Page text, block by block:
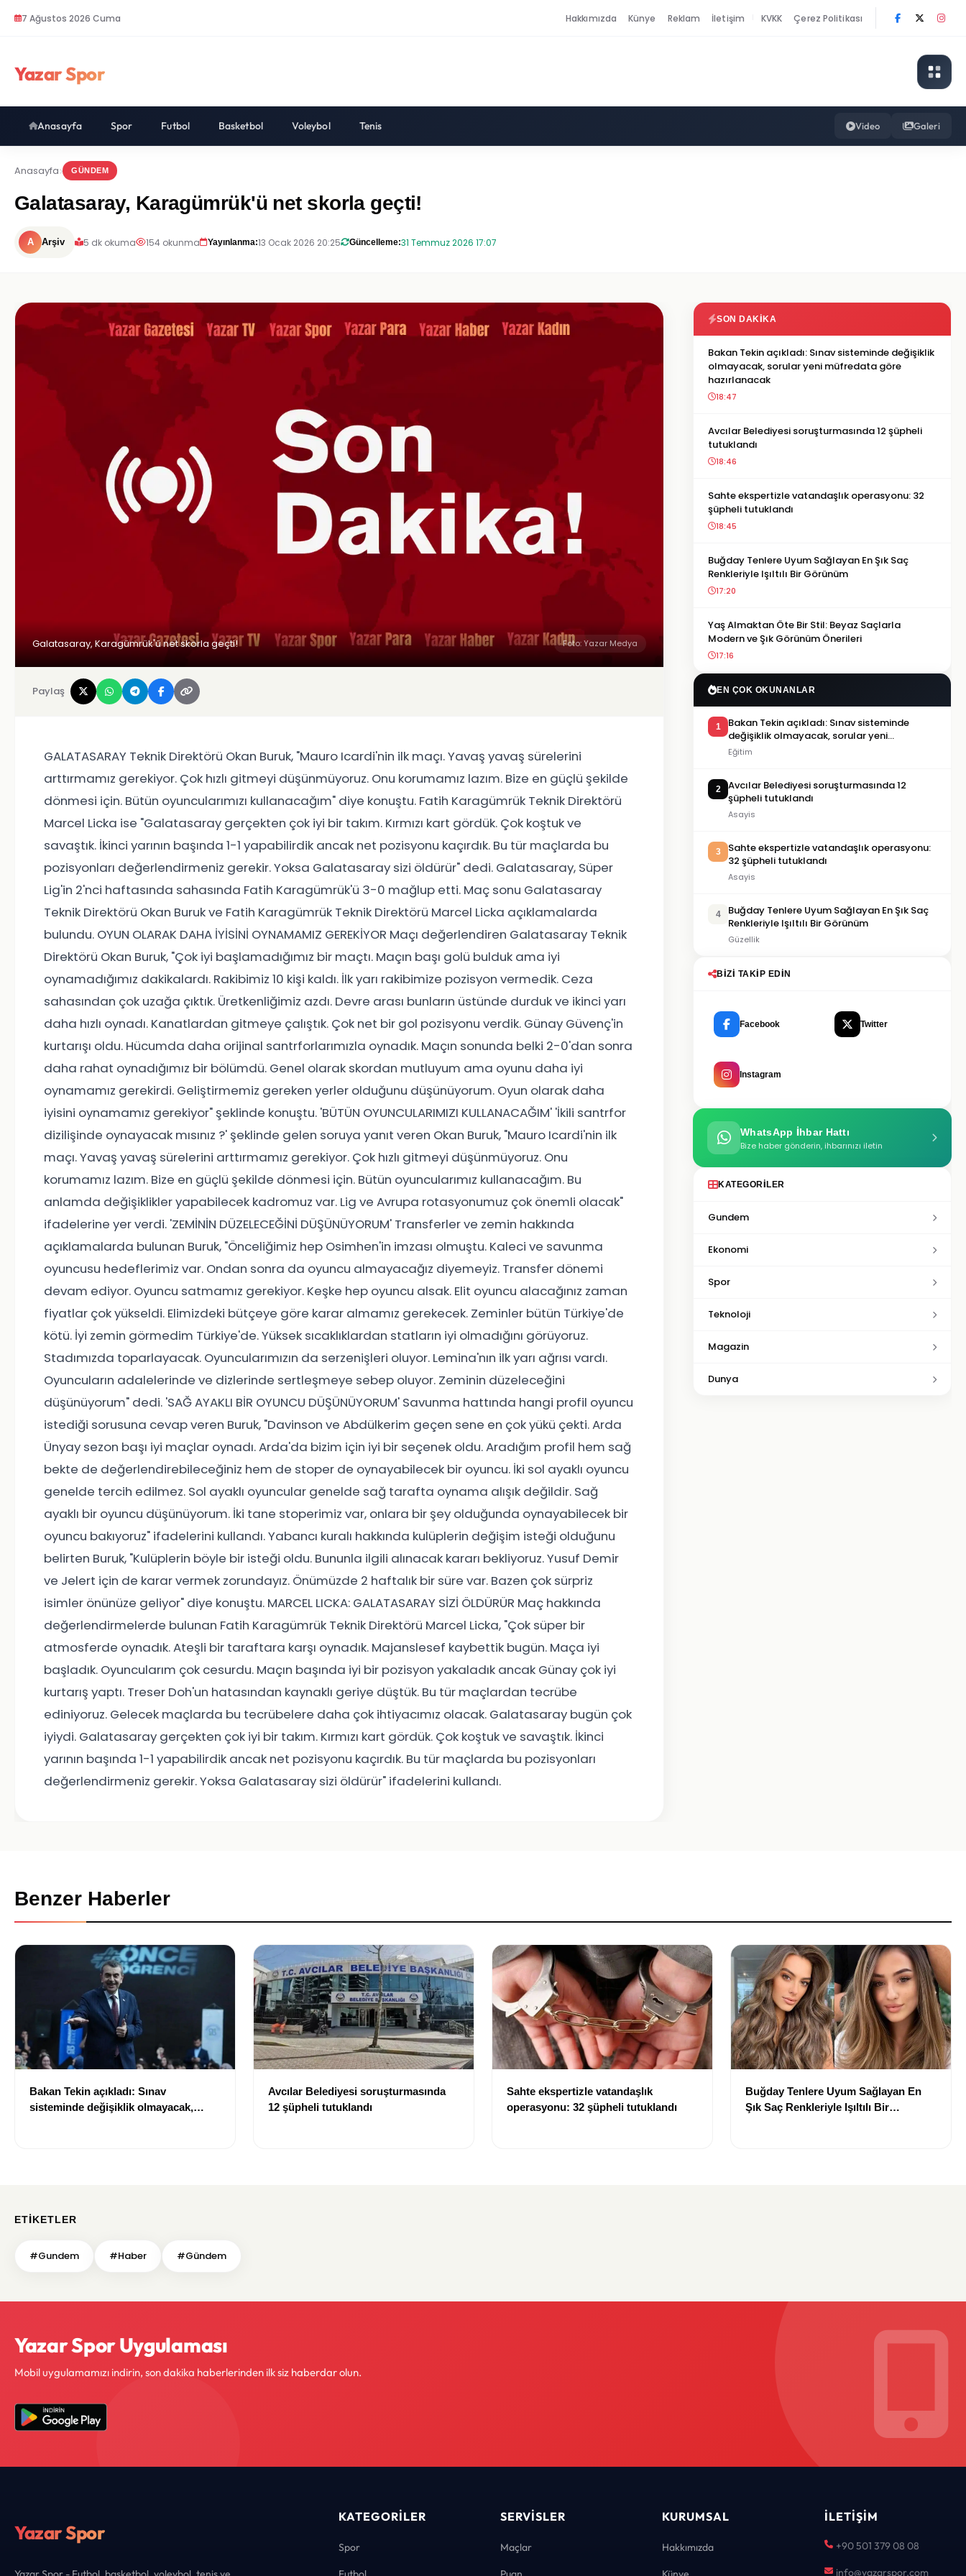
7 Ağustos 2026 Cuma Hakkımızda Künye Reklam İletişim KVKK Çerez Politikası
Yazar Spor
Anasayfa Spor Futbol Basketbol Voleybol Tenis Video Galeri
Anasayfa GÜNDEM
Galatasaray, Karagümrük'ü net skorla geçti!
A Arşiv 5 dk okuma 154 okunma Yayınlanma:13 Ocak 2026 20:25 Güncelleme:31 Temmuz 2026 17:07
Galatasaray, Karagümrük'ü net skorla geçti! Foto: Yazar Medya
Paylaş
GALATASARAY Teknik Direktörü Okan Buruk, "Mauro Icardi'nin ilk maçı. Yavaş yavaş sürelerini
arttırmamız gerekiyor. Çok hızlı gitmeyi düşünmüyoruz. Onu korumamız lazım. Bize en güçlü şekilde
dönmesi için. Bütün oyuncularımızı kullanacağım" diye konuştu. Fatih Karagümrük Teknik Direktörü
Marcel Licka ise "Galatasaray gerçekten çok iyi bir takım. Kırmızı kart gördük. Çok koştuk ve
savaştık. İkinci yarının başında 1-1 yapabilirdik ancak net pozisyonu kaçırdık. Bu tür maçlarda bu
pozisyonları değerlendirmeniz gerekir. Yoksa Galatasaray sizi öldürür" dedi. Galatasaray, Süper
Lig'in 2'nci haftasında sahasında Fatih Karagümrük'ü 3-0 mağlup etti. Maç sonu Galatasaray
Teknik Direktörü Okan Buruk ve Fatih Karagümrük Teknik Direktörü Marcel Licka açıklamalarda
bulundu. OYUN OLARAK DAHA İYİSİNİ OYNAMAMIZ GEREKİYOR Maçı değerlendiren Galatasaray Teknik
Direktörü Okan Buruk, "Çok iyi başlamadığımız bir maçtı. Maçın başı golü bulduk ama iyi
oynamadığımız dakikalardı. Rakibimiz 10 kişi kaldı. İlk yarı rakibimize pozisyon vermedik. Ceza
sahasından çok uzağa çıktık. Üretkenliğimiz azdı. Devre arası bunların üstünde durduk ve ikinci yarı
daha hızlı oynadı. Kanatlardan gitmeye çalıştık. Çok net bir gol pozisyonu verdik. Günay Güvenç'in
kurtarışı oldu. Hücumda daha orijinal santrforlarımızla oynadık. Maçın sonunda belki 2-0'dan sonra
daha rahat oynadığımız bir bölümdü. Genel olarak skordan mutluyum ama oyunu daha iyi
oynamamız gerekirdi. Geliştirmemiz gereken yerler olduğunu düşünüyorum. Oyun olarak daha
iyisini oynamamız gerekiyor" şeklinde konuştu. 'BÜTÜN OYUNCULARIMIZI KULLANACAĞIM' 'İkili santrfor
dizilişinde oynayacak mısınız ?' şeklinde gelen soruya yanıt veren Okan Buruk, "Mauro Icardi'nin ilk
maçı. Yavaş yavaş sürelerini arttırmamız gerekiyor. Çok hızlı gitmeyi düşünmüyoruz. Onu
korumamız lazım. Bize en güçlü şekilde dönmesi için. Bütün oyuncularımız kullanacağım. Bu
anlamda değişiklikler yapabilecek kadromuz var. Lig ve Avrupa rotasyonumuz çok önemli olacak"
ifadelerine yer verdi. 'ZEMİNİN DÜZELECEĞİNİ DÜŞÜNÜYORUM' Transferler ve zemin hakkında
açıklamalarda bulunan Buruk, "Önceliğimiz hep Osimhen'in imzası olmuştu. Kaleci ve savunma
oyuncusu hedeflerimiz var. Ondan sonra da oyuncu almayacağız diyemeyiz. Transfer dönemi
devam ediyor. Oyuncu satmamız gerekiyor. Keşke hep oyuncu alsak. Elit oyuncu alacağınız zaman
fiyatlar çok yükseldi. Elimizdeki bütçeye göre karar almamız gerekecek. Zeminler bütün Türkiye'de
kötü. İyi zemin görmedim Türkiye'de. Yüksek sıcaklıklardan statların iyi olmadığını görüyoruz.
Stadımızda toparlayacak. Oyuncularımızın da serzenişleri oluyor. Lemina'nın ilk yarı ağrısı vardı.
Oyuncuların adalelerinde ve dizlerinde sertleşmeye sebep oluyor. Zeminin düzeleceğini
düşünüyorum" dedi. 'SAĞ AYAKLI BİR OYUNCU DÜŞÜNÜYORUM' Savunma hattında hangi profil oyuncu
istediği sorusuna cevap veren Buruk, "Davinson ve Abdülkerim geçen sene en çok yükü çekti. Arda
Ünyay sezon başı iyi maçlar oynadı. Arda'da bizim için iyi bir seçenek oldu. Aradığım profil hem sağ
bekte de değerlendirebileceğiniz hem de stoper de oynayabilecek bir oyuncu. İki sol ayaklı oyuncu
genelde tercih edilmez. Sol ayaklı oyuncular genelde sağ tarafta oynama alışık değildir. Sağ
ayaklı bir oyuncu düşünüyorum. İki tane stoperimiz var, onlara bir şey olduğunda oynayabilecek bir
oyuncu bakıyoruz" ifadelerini kullandı. Yabancı kuralı hakkında kulüplerin değişim isteği olduğunu
belirten Buruk, "Kulüplerin böyle bir isteği oldu. Bununla ilgili alınacak kararı bekliyoruz. Yusuf Demir
ve Jelert için de karar vermek zorundayız. Önümüzde 2 haftalık bir süre var. Bazen çok sürpriz
isimler önünüze geliyor" diye konuştu. MARCEL LICKA: GALATASARAY SİZİ ÖLDÜRÜR Maç hakkında
değerlendirmelerde bulunan Fatih Karagümrük Teknik Direktörü Marcel Licka, "Çok süper bir
atmosferde oynadık. Ateşli bir taraftara karşı oynadık. Majanslesef kaybettik bugün. Maça iyi
başladık. Oyuncularım çok cesurdu. Maçın başında iyi bir pozisyon yakaladık ancak Günay çok iyi
kurtarış yaptı. Treser Doh'un hatasından kaynaklı geriye düştük. Bu tür maçlardan tecrübe
ediniyoruz. Gelecek maçlarda bu tecrübelere daha çok ihtiyacımız olacak. Galatasaray bugün çok
iyiydi. Galatasaray gerçekten çok iyi bir takım. Kırmızı kart gördük. Çok koştuk ve savaştık. İkinci
yarının başında 1-1 yapabilirdik ancak net pozisyonu kaçırdık. Bu tür maçlarda bu pozisyonları
değerlendirmeniz gerekir. Yoksa Galatasaray sizi öldürür" ifadelerini kullandı.
SON DAKIKA
Bakan Tekin açıkladı: Sınav sisteminde değişiklik
olmayacak, sorular yeni müfredata göre
hazırlanacak
18:47
Avcılar Belediyesi soruşturmasında 12 şüpheli
tutuklandı
18:46
Sahte ekspertizle vatandaşlık operasyonu: 32
şüpheli tutuklandı
18:45
Buğday Tenlere Uyum Sağlayan En Şık Saç
Renkleriyle Işıltılı Bir Görünüm
17:20
Yaş Almaktan Öte Bir Stil: Beyaz Saçlarla
Modern ve Şık Görünüm Önerileri
17:16
EN ÇOK OKUNANLAR
1
Bakan Tekin açıkladı: Sınav sisteminde
değişiklik olmayacak, sorular yeni
müfredata göre hazırlanacak
Eğitim
2
Avcılar Belediyesi soruşturmasında 12
şüpheli tutuklandı
Asayis
3
Sahte ekspertizle vatandaşlık operasyonu:
32 şüpheli tutuklandı
Asayis
4
Buğday Tenlere Uyum Sağlayan En Şık Saç
Renkleriyle Işıltılı Bir Görünüm
Güzellik
BIZI TAKIP EDIN
Facebook Twitter
Instagram
WhatsApp İhbar Hattı
Bize haber gönderin, ihbarınızı iletin
KATEGORILER
Gundem
Ekonomi
Spor
Teknoloji
Magazin
Dunya
Benzer Haberler
Bakan Tekin açıkladı: Sınav
sisteminde değişiklik olmayacak,
Avcılar Belediyesi soruşturmasında
12 şüpheli tutuklandı
Sahte ekspertizle vatandaşlık
operasyonu: 32 şüpheli tutuklandı
Buğday Tenlere Uyum Sağlayan En
Şık Saç Renkleriyle Işıltılı Bir
ETIKETLER
#Gundem #Haber #Gündem
Yazar Spor Uygulaması
Mobil uygulamamızı indirin, son dakika haberlerinden ilk siz haberdar olun.
Yazar Spor
KATEGORILER
Spor
SERVISLER
Maçlar
KURUMSAL
Hakkımızda
İLETIŞIM
+90 501 379 08 08
info@yazarspor.com